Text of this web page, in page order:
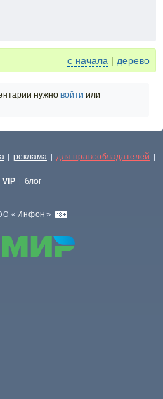
с начала | дерево
нужно войти или
| реклама | для правообладателей |
| блог
« Инфон »